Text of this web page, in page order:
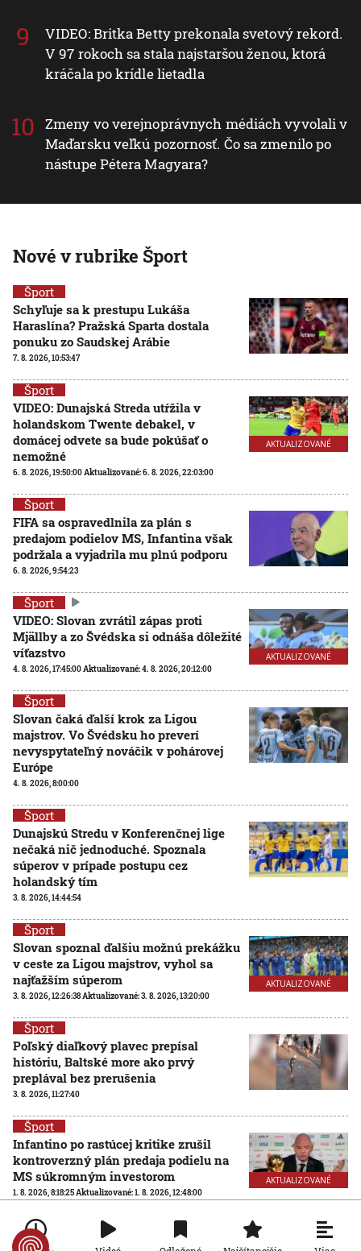
VIDEO: Britka Betty prekonala svetový rekord.
V 97 rokoch sa stala najstaršou ženou, ktorá
kráčala po krídle lietadla
Zmeny vo verejnoprávnych médiách vyvolali v
Maďarsku veľkú pozornosť. Čo sa zmenilo po
nástupe Pétera Magyara?
Nové v rubrike Šport
Šport
Schyľuje sa k prestupu Lukáša
Haraslína? Pražská Sparta dostala
ponuku zo Saudskej Arábie
7. 8. 2026, 10:53:47
AKTUALIZOVANÉ
Šport
VIDEO: Dunajská Streda utŕžila v
holandskom Twente debakel, v
domácej odvete sa bude pokúšať o
nemožné
6. 8. 2026, 19:50:00 Aktualizované:6. 8. 2026, 22:03:00
Šport
FIFA sa ospravedlnila za plán s
predajom podielov MS, Infantina však
podržala a vyjadrila mu plnú podporu
6. 8. 2026, 9:54:23
AKTUALIZOVANÉ
Šport
VIDEO: Slovan zvrátil zápas proti
Mjällby a zo Švédska si odnáša dôležité
víťazstvo
4. 8. 2026, 17:45:00 Aktualizované:4. 8. 2026, 20:12:00
Šport
Slovan čaká ďalší krok za Ligou
majstrov. Vo Švédsku ho preverí
nevyspytateľný nováčik v pohárovej
Európe
4. 8. 2026, 8:00:00
Šport
Dunajskú Stredu v Konferenčnej lige
nečaká nič jednoduché. Spoznala
súperov v prípade postupu cez
holandský tím
3. 8. 2026, 14:44:54
AKTUALIZOVANÉ
Šport
Slovan spoznal ďalšiu možnú prekážku
v ceste za Ligou majstrov, vyhol sa
najťažším súperom
3. 8. 2026, 12:26:38 Aktualizované:3. 8. 2026, 13:20:00
Šport
Poľský diaľkový plavec prepísal
históriu, Baltské more ako prvý
preplával bez prerušenia
3. 8. 2026, 11:27:40
AKTUALIZOVANÉ
Šport
Infantino po rastúcej kritike zrušil
kontroverzný plán predaja podielu na
MS súkromným investorom
1. 8. 2026, 8:18:25 Aktualizované:1. 8. 2026, 12:48:00
Šport
Futbalové MS so 64 účastníkmi? FIFA